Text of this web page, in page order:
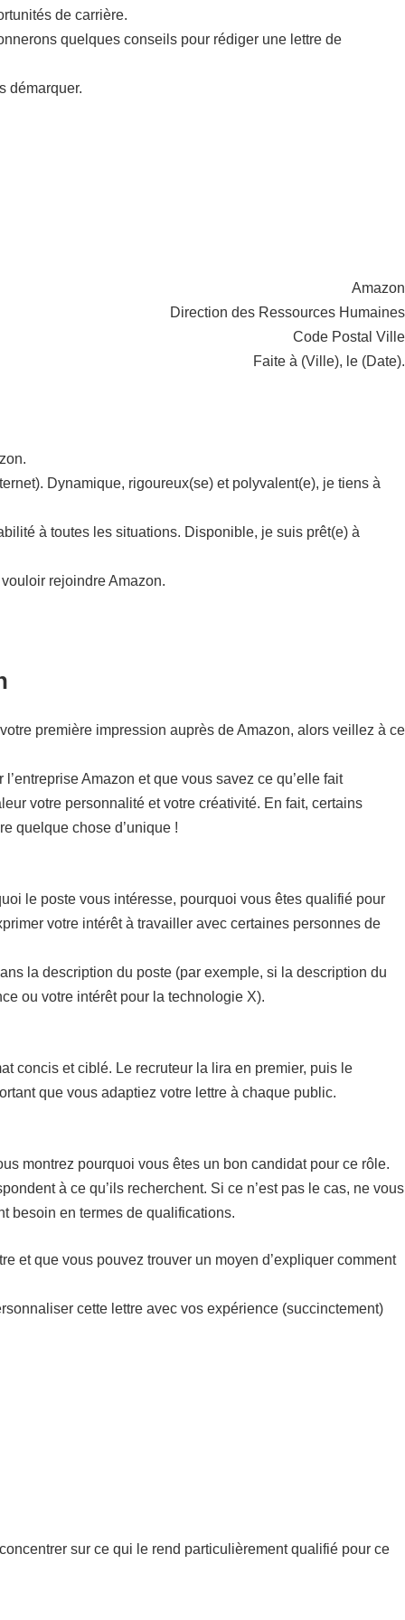
de carrière.
quelques conseils pour rédiger une lettre de
démarquer.
Amazon
Direction des Ressources Humaines
Code Postal Ville
Faite à (Ville), le (Date).
Dynamique, rigoureux(se) et polyvalent(e), je tiens à
à toutes les situations. Disponible, je suis prêt(e) à
rejoindre Amazon.
première impression auprès de Amazon, alors veillez à ce
Amazon et que vous savez ce qu’elle fait
votre personnalité et votre créativité. En fait, certains
quelque chose d’unique !
le poste vous intéresse, pourquoi vous êtes qualifié pour
votre intérêt à travailler avec certaines personnes de
la description du poste (par exemple, si la description du
ou votre intérêt pour la technologie X).
concis et ciblé. Le recruteur la lira en premier, puis le
que vous adaptiez votre lettre à chaque public.
montrez pourquoi vous êtes un bon candidat pour ce rôle.
à ce qu’ils recherchent. Si ce n’est pas le cas, ne vous
besoin en termes de qualifications.
et que vous pouvez trouver un moyen d’expliquer comment
cette lettre avec vos expérience (succinctement)
sur ce qui le rend particulièrement qualifié pour ce